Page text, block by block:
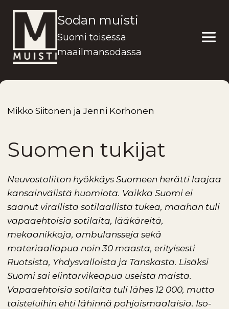
sisältöön
Sodan muisti
Suomi toisessa
maailmansodassa
Mikko Siitonen ja Jenni Korhonen
Suomen tukijat
Neuvostoliiton hyökkäys Suomeen herätti laajaa
kansainvälistä huomiota. Vaikka Suomi ei
saanut virallista sotilaallista tukea, maahan tuli
vapaaehtoisia sotilaita, lääkäreitä,
mekaanikkoja, ambulansseja sekä
materiaaliapua noin 30 maasta, erityisesti
Ruotsista, Yhdysvalloista ja Tanskasta. Lisäksi
Suomi sai elintarvikeapua useista maista.
Vapaaehtoisia sotilaita tuli lähes 12 000, mutta
taisteluihin ehti lähinnä pohjoismaalaisia. Iso-